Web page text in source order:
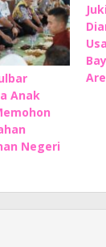
Anak
Negeri